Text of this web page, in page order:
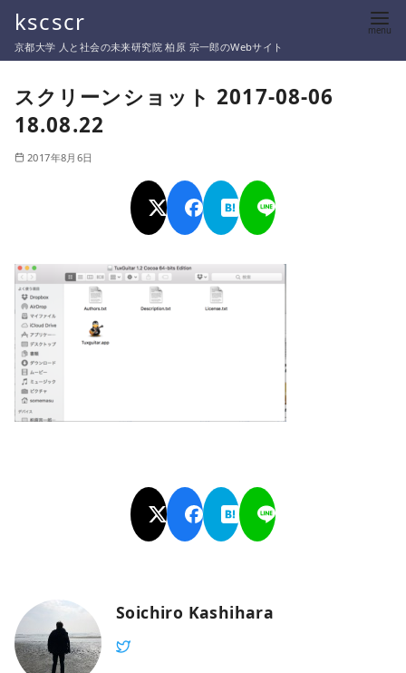
テ
kscscr
京都大学 人と社会の未来研究院 柏原 宗一郎のWebサイト
スクリーンショット 2017-08-06
18.08.22
2017年8月6日
Soichiro Kashihara